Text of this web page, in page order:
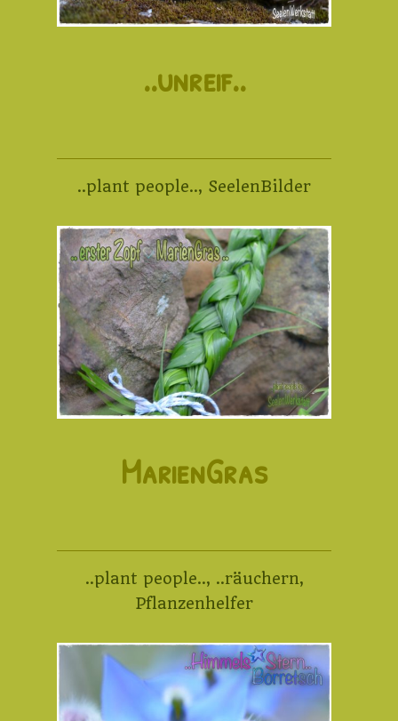
..unreif..
..plant people.., SeelenBilder
MarienGras
..plant people.., ..räuchern,
Pflanzenhelfer